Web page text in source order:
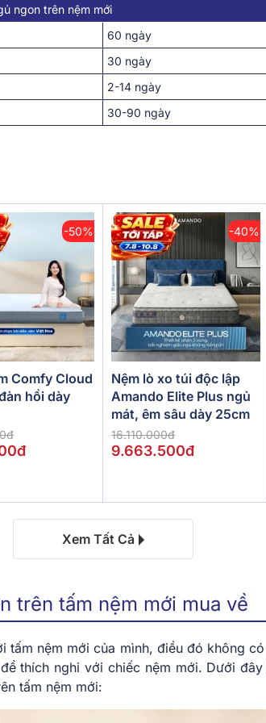
ngon trên nệm mới
60 ngày
30 ngày
2-14 ngày
30-90 ngày
-50%
Comfy Cloud
hồi dày
-40%
Nệm lò xo túi độc lập
Amando Elite Plus ngủ
mát, êm sâu dày 25cm
16.110.000đ
9.663.500đ
Xem Tất Cả
trên tấm nệm mới mua về
tấm nệm mới của mình, điều đó không
thích nghi với chiếc nệm mới. Dưới
tấm nệm mới: